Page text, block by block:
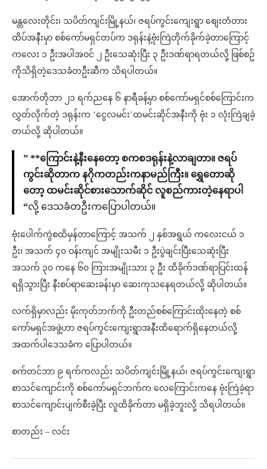
မန္တလေးတိုင်း၊ သပိတ်ကျင်းမြို့နယ်၊ ဇရပ်ကွင်းကျေးရွာ စျေးတံတား
ထိပ်အနီးမှာ စစ်ကော်မရှင်တပ်က ဒရုန်းနဲ့ဗုံးကြဲတိုက်ခိုက်ခဲ့တာကြောင့်
ကလေး ၁ ဦးအပါအဝင် ၂ ဦးသေဆုံးပြီး ၃ ဦးဒဏ်ရာရတယ်လို့ ဖြစ်စဥ်
ကိုသိရှိတဲ့ဒေသခံတဦးဆီက သိရပါတယ်။
အောက်တိုဘာ ၂၁ ရက်ညနေ ၆ နာရီခန့်မှာ စစ်ကော်မရှင်စစ်ကြောင်းက
လွှတ်လိုက်တဲ့ ဒရုန်းက ‘ငွေလမင်း’ထမင်းဆိုင်အနီးကို ဗုံး ၁ လုံးကြဲချခဲ့
တယ်လို့ ဆိုပါတယ်။
” **ကြောင်းနဲ့နီးနေတော့ စကစဒရုန်းနဲ့လာချတာ။ ဇရပ်
ကွင်းဆိုတာက နဂိုကတည်းကနာမည်ကြီး။ ရွှေတောဆို
တော့ ထမင်းဆိုင်စားသောက်ဆိုင် လူစည်ကားတဲ့နေရာပါ
“လို့ ဒေသခံတဦးကပြောပါတယ်။
ဗုံးပေါက်ကွဲစထိမှန်တာကြောင့် အသက် ၂ နှစ်အရွယ် ကလေးငယ် ၁
ဦး၊ အသက် ၄၀ ဝန်းကျင် အမျိုးသမီး ၁ ဦးပွဲချင်းပြီးသေဆုံးပြီး
အသက် ၃၀ ကနေ ၆၀ ကြားအမျိုးသား ၃ ဦး ထိခိုက်ဒဏ်ရာပြင်းထန်
ရရှိသွားပြီး နီးစပ်ရာဆေးခန်းမှာ ဆေးကုသနေရတယ်လို့ ဆိုပါတယ်။
လက်ရှိမှာလည်း မိုးကုတ်ဘက်ကို ဦးတည်စစ်ကြောင်းထိုးနေတဲ့ စစ်
ကော်မရှင်အဖွဲ့ဟာ ဇရပ်ကွင်းကျေးရွာအနီးထိရောက်ရှိနေတယ်လို့
အထက်ပါဒေသခံက ပြောပါတယ်။
စက်တင်ဘာ ၉ ရက်ကလည်း သပိတ်ကျင်းမြို့နယ်၊ ဇရပ်ကွင်းကျေးရွာ
စာသင်ကျောင်းကို စစ်ကော်မရှင်ဘက်က လေကြောင်းကနေ ဗုံးကြဲခဲ့ရာ
စာသင်ကျောင်းပျက်စီးခဲ့ပြီး လူထိခိုက်တာ မရှိခဲ့ဘူးလို့ သိရပါတယ်။
စာတည်း – လင်း